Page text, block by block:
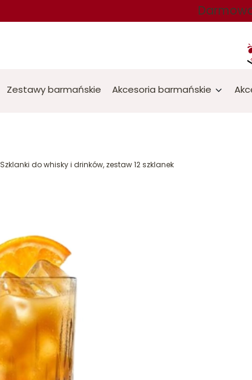
Zestawy barmańskie Akcesoria barmańskie
Szklanki do whisky i drinków, zestaw 12 szklanek